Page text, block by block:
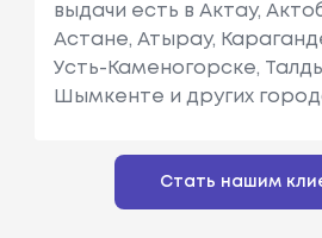
выдачи есть в Актау,
Астане, Атырау,
Усть-Каменогорске,
Шымкенте и других
Стать нашим